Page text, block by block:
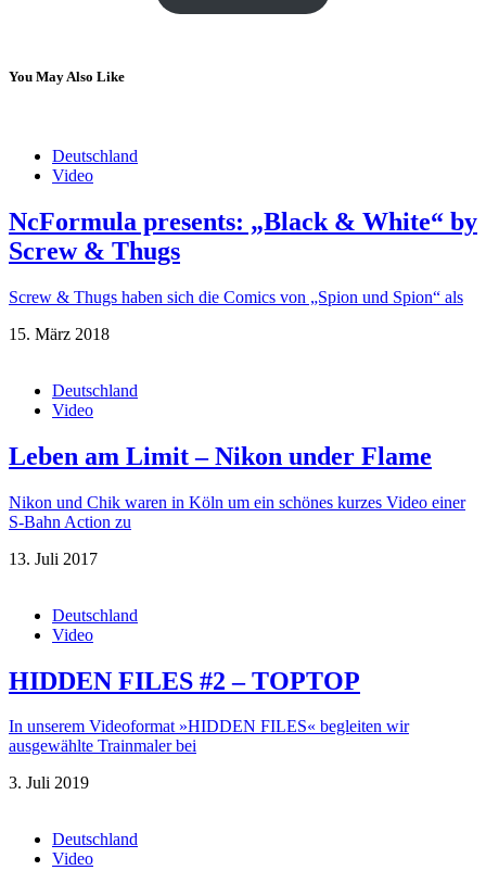
You May Also Like
Deutschland
Video
NcFormula presents: „Black & White“ by
Screw & Thugs
Screw & Thugs haben sich die Comics von „Spion und Spion“ als
15. März 2018
Deutschland
Video
Leben am Limit – Nikon under Flame
Nikon und Chik waren in Köln um ein schönes kurzes Video einer
S-Bahn Action zu
13. Juli 2017
Deutschland
Video
HIDDEN FILES #2 – TOPTOP
In unserem Videoformat »HIDDEN FILES« begleiten wir
ausgewählte Trainmaler bei
3. Juli 2019
Deutschland
Video